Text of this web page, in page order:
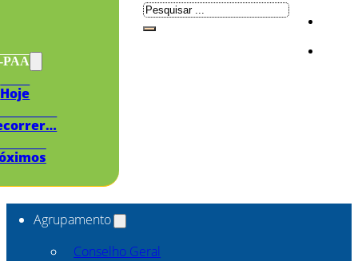
PAA
Hoje
Pesquisar
Agrupamento
Conselho Geral